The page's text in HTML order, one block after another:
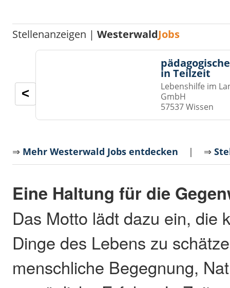
Stellenanzeigen |WesterwaldJobs
in Teilzeit
Lebenshilfe im
GmbH
57537 Wissen
<
⇒ Mehr Westerwald Jobs entdecken | ⇒
Eine Haltung für die
Das Motto lädt dazu ein, die
Dinge des Lebens zu
menschliche Begegnung,